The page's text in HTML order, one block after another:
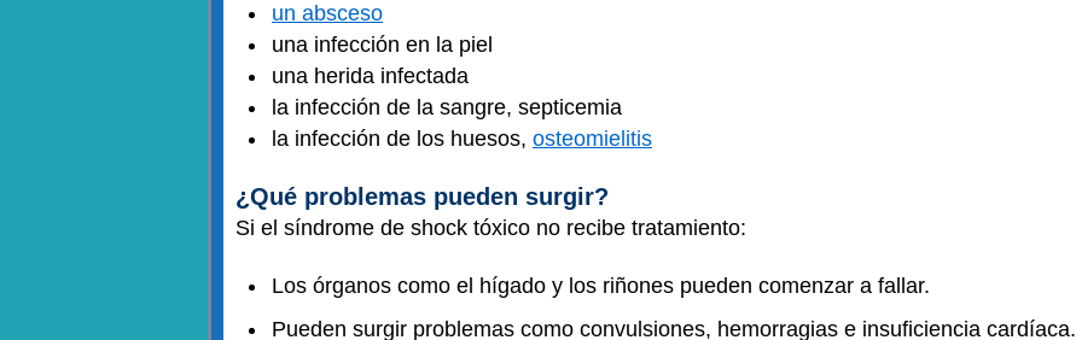
un absceso
una infección en la piel
una herida infectada
la infección de la sangre, septicemia
la infección de los huesos, osteomielitis
¿Qué problemas pueden surgir?
Si el síndrome de shock tóxico no recibe tratamiento:
Los órganos como el hígado y los riñones pueden comenzar a fallar.
Pueden surgir problemas como convulsiones, hemorragias e insuficiencia cardíaca.